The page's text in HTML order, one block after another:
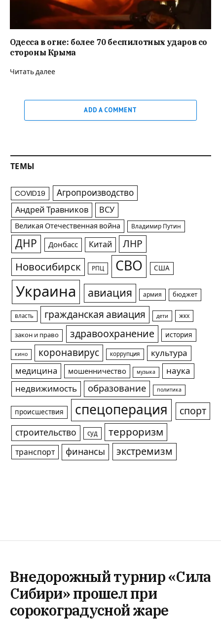
Одесса в огне: более 70 беспилотных ударов со
стороны Крыма
Читать далее
ADD A COMMENT
ТЕМЫ
COVID19 Агропроизводство
Андрей Травников ВСУ
Великая Отечественная война Владимир Путин
ДНР Донбасс Китай ЛНР
Новосибирск РПЦ СВО США
Украина авиация армия бюджет
власть гражданская авиация дети жкх
закон и право здравоохранение история
кино коронавирус коррупция
культура
медицина
мошенничество музыка
наука
недвижимость
образование политика
происшествия спецоперация спорт
строительство суд терроризм
транспорт финансы экстремизм
Внедорожный турнир «Сила
Сибири» прошел при
сорокоградусной жаре